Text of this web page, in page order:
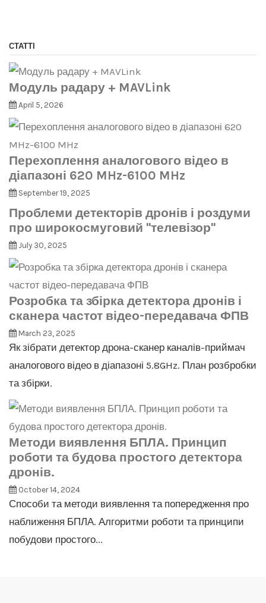
СТАТТІ
Модуль радару + MAVLink
April 5, 2026
Перехоплення аналогового відео в
діапазоні 620 MHz-6100 MHz
September 19, 2025
Проблеми детекторів дронів і роздуми
про широкосмуговий "телевізор"
July 30, 2025
Розробка та збірка детектора дронів і
сканера частот відео-передавача ФПВ
March 23, 2025
Як зібрати детектор дрона-сканер каналів-приймач
аналогового відео в діапазоні 5.8GHz. План розбробки
та збірки.
Методи виявлення БПЛА. Принцип
роботи та будова простого детектора
дронів.
October 14, 2024
Способи та методи виявлення та попередження про
наближення БПЛА. Алгоритми роботи та принципи
побудови простого...